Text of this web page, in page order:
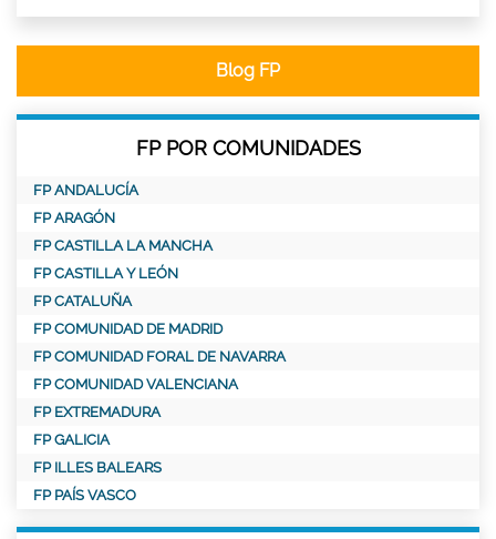
Blog FP
FP POR COMUNIDADES
FP ANDALUCÍA
FP ARAGÓN
FP CASTILLA LA MANCHA
FP CASTILLA Y LEÓN
FP CATALUÑA
FP COMUNIDAD DE MADRID
FP COMUNIDAD FORAL DE NAVARRA
FP COMUNIDAD VALENCIANA
FP EXTREMADURA
FP GALICIA
FP ILLES BALEARS
FP PAÍS VASCO